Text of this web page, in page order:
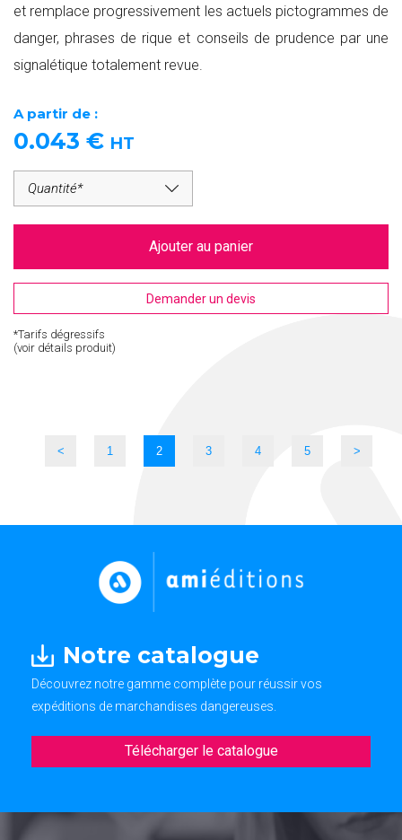
et remplace progressivement les actuels pictogrammes de
danger, phrases de rique et conseils de prudence par une
signalétique totalement revue.
A partir de :
0.043 € HT
Ajouter au panier
Demander un devis
*Tarifs dégressifs
(voir détails produit)
< 1 2 3 4 5 >
Notre catalogue
Découvrez notre gamme complète pour réussir vos
expéditions de marchandises dangereuses.
Télécharger le catalogue